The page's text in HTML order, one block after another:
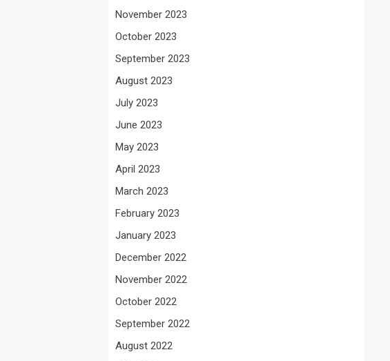
November 2023
October 2023
September 2023
August 2023
July 2023
June 2023
May 2023
April 2023
March 2023
February 2023
January 2023
December 2022
November 2022
October 2022
September 2022
August 2022